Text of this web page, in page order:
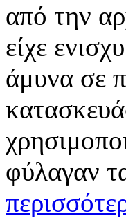
από την
είχε
άμυνα σε
φύλαγαν